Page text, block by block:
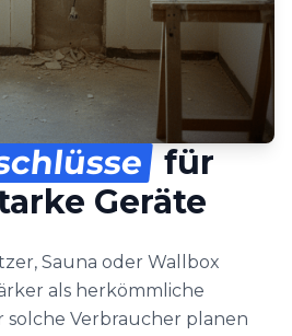
für
Geräte
Sauna oder Wallbox
als herkömmliche
solche Verbraucher planen